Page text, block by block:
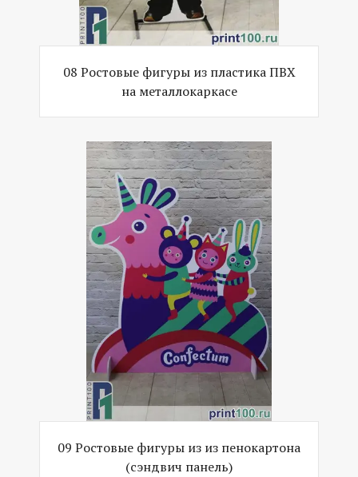
08 Ростовые фигуры из пластика ПВХ
на металлокаркасе
09 Ростовые фигуры из из пенокартона
(сэндвич панель)